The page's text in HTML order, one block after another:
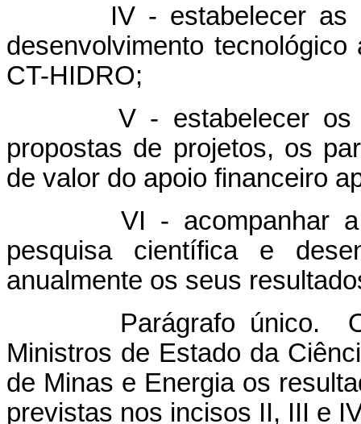
IV - estabelecer as
desenvolvimento
CT-HIDRO;
V - estabelecer os
propostas de projetos, os
de valor do apoio financeiro
VI - acompanhar a
pesquisa científica e
anualmente os seus
Parágrafo único. O
Ministros de Estado da
de Minas e Energia os
previstas nos incisos II, III e